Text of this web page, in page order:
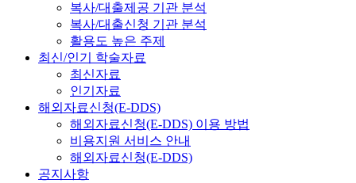
복사/대출제공 기관 분석
복사/대출신청 기관 분석
활용도 높은 주제
최신/인기 학술자료
최신자료
인기자료
해외자료신청(E-DDS)
해외자료신청(E-DDS) 이용 방법
비용지원 서비스 안내
해외자료신청(E-DDS)
공지사항